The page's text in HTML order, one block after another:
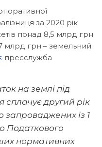
за 2020 рік
понад 8,5 млрд грн
млрд грн – земельний
пресслужба
на землі під
сплачує другий рік
запроваджених із 1
Податкового
нормативних